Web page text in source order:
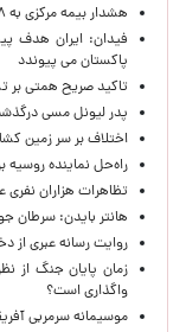
هشدار بیمه مرکزی به ۸ شرکت بیمه‌ای؛ اصلاح نکنید، تعلیق می‌شوید
فیدان: ایران هدف
پاکستان می پیوندد
تاکید صریح همتی بر
پدر لیونل مسی
اختلاف بر سر زمین
راه‌حل نماینده روسیه
تظاهرات هزاران
هانتر بایدن: سرطان
روایت رسانه عبری از
زمان پایان جنگ از
واگذاری است؟
موسیمانه سرمربی